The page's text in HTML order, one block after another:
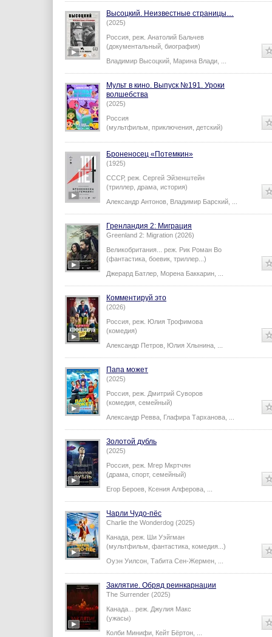
Высоцкий. Неизвестные страницы…
(2025)
Россия, реж. Анатолий Бальчев
(документальный, биография)
Владимир Высоцкий Марина Влади
Мульт в кино. Выпуск №191. Уроки
волшебства
(2025)
Россия
(мультфильм, приключения, детский)
Броненосец «Потемкин»
(1925)
СССР, реж. Сергей Эйзенштейн
(триллер, драма, история)
Александр Антонов Владимир Барский
Гренландия 2: Миграция
Greenland 2: Migration (2026)
Великобритания... реж. Рик Роман Во
(фантастика, боевик, триллер...)
Джерард Батлер Морена Баккарин
Комментируй это
(2026)
Россия, реж. Юлия Трофимова
(комедия)
Александр Петров Юлия Хлынина
Папа может
(2025)
Россия, реж. Дмитрий Суворов
(комедия, семейный)
Александр Ревва Глафира Тарханова
Золотой дубль
(2025)
Россия, реж. Мгер Мкртчян
(драма, спорт, семейный)
Егор Бероев Ксения Алферова
Чарли Чудо-пёс
Charlie the Wonderdog (2025)
Канада, реж. Ши Уэйгман
(мультфильм, фантастика, комедия...)
Оуэн Уилсон Табита Сен-Жермен
Заклятие. Обряд реинкарнации
The Surrender (2025)
Канада... реж. Джулия Макс
(ужасы)
Колби Минифи Кейт Бёртон